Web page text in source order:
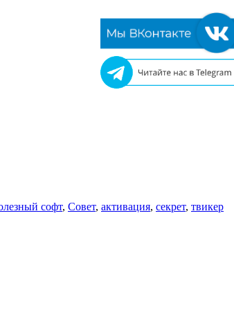
софт, Совет, активация, секрет, твикер